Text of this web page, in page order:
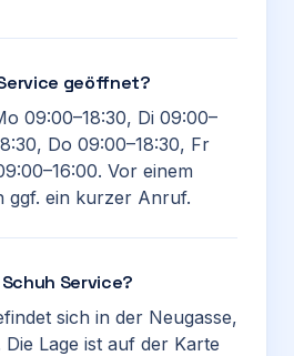
geöffnet?
09:00–18:30, Di 09:00–
Do 09:00–18:30, Fr
Vor einem
ggf. ein kurzer Anruf.
Service?
sich in der Neugasse,
Lage ist auf der Karte